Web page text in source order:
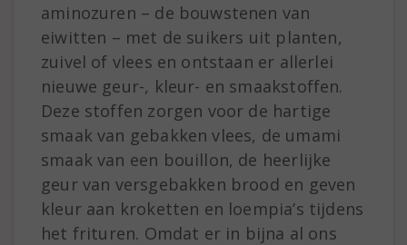
aminozuren – de bouwstenen van
eiwitten – met de suikers uit planten,
zuivel of vlees en ontstaan er allerlei
nieuwe geur-, kleur- en smaakstoffen.
Deze stoffen zorgen voor de hartige
smaak van gebakken vlees, de umami
smaak van een bouillon, de heerlijke
geur van versgebakken brood en geven
kleur aan kroketten en loempia’s tijdens
het frituren. Omdat er in bijna al ons